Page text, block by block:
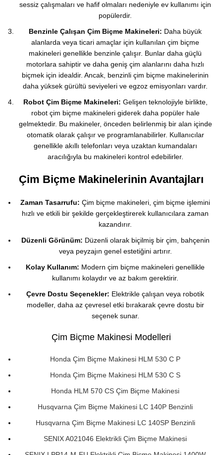
sessiz çalışmaları ve hafif olmaları nedeniyle ev kullanımı için
popülerdir.
Benzinle Çalışan Çim Biçme Makineleri: Daha büyük
alanlarda veya ticari amaçlar için kullanılan çim biçme
makineleri genellikle benzinle çalışır. Bunlar daha güçlü
motorlara sahiptir ve daha geniş çim alanlarını daha hızlı
biçmek için idealdir. Ancak, benzinli çim biçme makinelerinin
daha yüksek gürültü seviyeleri ve egzoz emisyonları vardır.
Robot Çim Biçme Makineleri: Gelişen teknolojiyle birlikte,
robot çim biçme makineleri giderek daha popüler hale
gelmektedir. Bu makineler, önceden belirlenmiş bir alan içinde
otomatik olarak çalışır ve programlanabilirler. Kullanıcılar
genellikle akıllı telefonları veya uzaktan kumandaları
aracılığıyla bu makineleri kontrol edebilirler.
Çim Biçme Makinelerinin Avantajları
Zaman Tasarrufu: Çim biçme makineleri, çim biçme işlemini
hızlı ve etkili bir şekilde gerçekleştirerek kullanıcılara zaman
kazandırır.
Düzenli Görünüm: Düzenli olarak biçilmiş bir çim, bahçenin
veya peyzajın genel estetiğini artırır.
Kolay Kullanım: Modern çim biçme makineleri genellikle
kullanımı kolaydır ve az bakım gerektirir.
Çevre Dostu Seçenekler: Elektrikle çalışan veya robotik
modeller, daha az çevresel etki bırakarak çevre dostu bir
seçenek sunar.
Çim Biçme Makinesi Modelleri
Honda Çim Biçme Makinesi HLM 530 C P
Honda Çim Biçme Makinesi HLM 530 C S
Honda HLM 570 CS Çim Biçme Makinesi
Husqvarna Çim Biçme Makinesi LC 140P Benzinli
Husqvarna Çim Biçme Makinesi LC 140SP Benzinli
SENIX A021046 Elektrikli Çim Biçme Makinesi